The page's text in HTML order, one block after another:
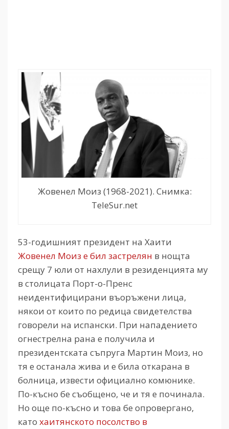
Жовенел Моиз (1968-2021). Снимка:
TeleSur.net
53-годишният президент на Хаити
Жовенел Моиз е бил застрелян в нощта
срещу 7 юли от нахлули в резиденцията му
в столицата Порт-о-Пренс
неидентифицирани въоръжени лица,
някои от които по редица свидетелства
говорели на испански. При нападението
огнестрелна рана е получила и
президентската съпруга Мартин Моиз, но
тя е останала жива и е била откарана в
болница, извести официално комюнике.
По-късно бе съобщено, че и тя е починала.
Но още по-късно и това бе опровергано,
като хаитянското посолство в